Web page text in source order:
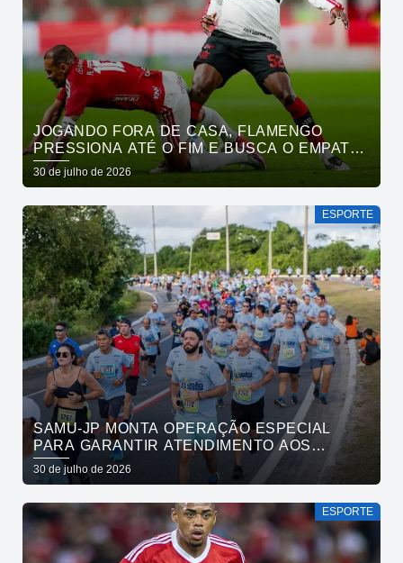
JOGANDO FORA DE CASA, FLAMENGO
PRESSIONA ATÉ O FIM E BUSCA O EMPATE
PELO BRASILEIRÃO
30 de julho de 2026
ESPORTE
SAMU-JP MONTA OPERAÇÃO ESPECIAL
PARA GARANTIR ATENDIMENTO AOS
ATLETAS DA MARATONA INTERNACIONAL
DE JOÃO PESSOA
30 de julho de 2026
ESPORTE